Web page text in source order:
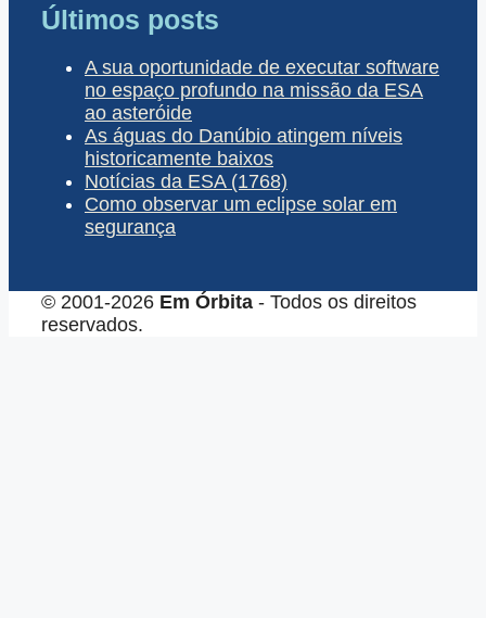
Últimos posts
A sua oportunidade de executar software
no espaço profundo na missão da ESA
ao asteróide
As águas do Danúbio atingem níveis
historicamente baixos
Notícias da ESA (1768)
Como observar um eclipse solar em
segurança
© 2001-2026 Em Órbita - Todos os direitos
reservados.